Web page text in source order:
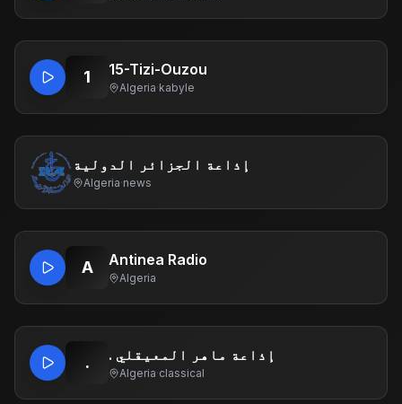
1 15-Tizi-Ouzou
Algeria·kabyle
إذاعة الجزائر الدولية
Algeria·news
A Antinea Radio
Algeria
. . إذاعة ماهر المعيقلي
Algeria·classical